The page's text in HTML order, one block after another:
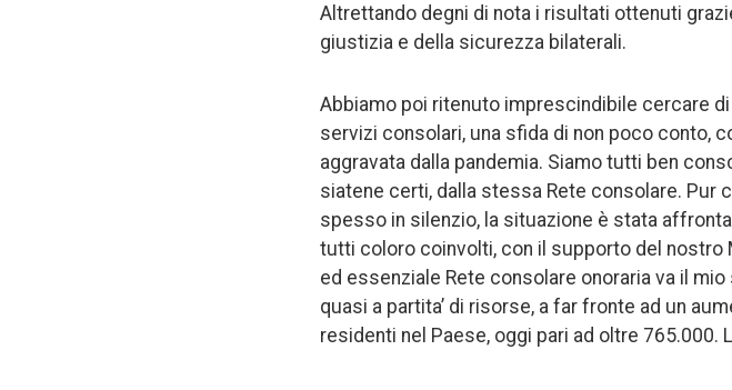
Altrettando degni di nota i risultati ottenuti
giustizia e della sicurezza bilaterali.
Abbiamo poi ritenuto imprescindibile cercare
servizi consolari, una sfida di non poco conto,
aggravata dalla pandemia. Siamo tutti ben
siatene certi, dalla stessa Rete consolare. Pur
spesso in silenzio, la situazione è stata
tutti coloro coinvolti, con il supporto del
ed essenziale Rete consolare onoraria va il
quasi a partita’ di risorse, a far fronte ad un
residenti nel Paese, oggi pari ad oltre 765.000.